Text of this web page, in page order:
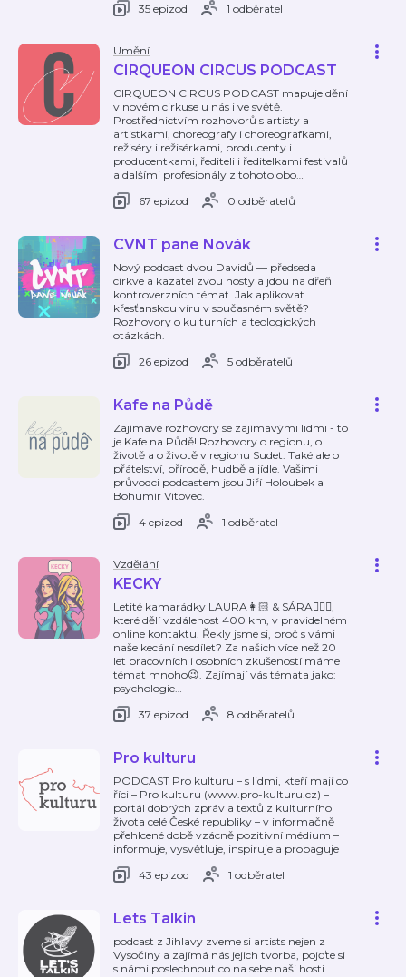
35 epizod
1 odběratel
Umění
CIRQUEON CIRCUS PODCAST
CIRQUEON CIRCUS PODCAST mapuje dění
v novém cirkuse u nás i ve světě.
Prostřednictvím rozhovorů s artisty a
artistkami, choreografy i choreografkami,
režiséry i režisérkami, producenty i
producentkami, řediteli i ředitelkami festivalů
a dalšími profesionály z tohoto obo…
67 epizod
0 odběratelů
CVNT pane Novák
Nový podcast dvou Davidů — předseda
církve a kazatel zvou hosty a jdou na dřeň
kontroverzních témat. Jak aplikovat
křesťanskou víru v současném světě?
Rozhovory o kulturních a teologických
otázkách.
26 epizod
5 odběratelů
Kafe na Půdě
Zajímavé rozhovory se zajímavými lidmi - to
je Kafe na Půdě! Rozhovory o regionu, o
životě a o životě v regionu Sudet. Také ale o
přátelství, přírodě, hudbě a jídle. Vašimi
průvodci podcastem jsou Jiří Holoubek a
Bohumír Vítovec.
4 epizod
1 odběratel
Vzdělání
KECKY
Letité kamarádky LAURA👩🏻 & SÁRA👱🏻‍♀️,
které dělí vzdálenost 400 km, v pravidelném
online kontaktu. Řekly jsme si, proč s vámi
naše kecání nesdílet? Za našich více než 20
let pracovních i osobních zkušeností máme
témat mnoho😉. Zajímají vás témata jako:
psychologie…
37 epizod
8 odběratelů
Pro kulturu
PODCAST Pro kulturu – s lidmi, kteří mají co
říci – Pro kulturu (www.pro-kulturu.cz) –
portál dobrých zpráv a textů z kulturního
života celé České republiky – v informačně
přehlcené době vzácně pozitivní médium –
informuje, vysvětluje, inspiruje a propaguje
43 epizod
1 odběratel
Lets Talkin
podcast z Jihlavy zveme si artists nejen z
Vysočiny a zajímá nás jejich tvorba, pojďte si
s námi poslechnout co na sebe naši hosti